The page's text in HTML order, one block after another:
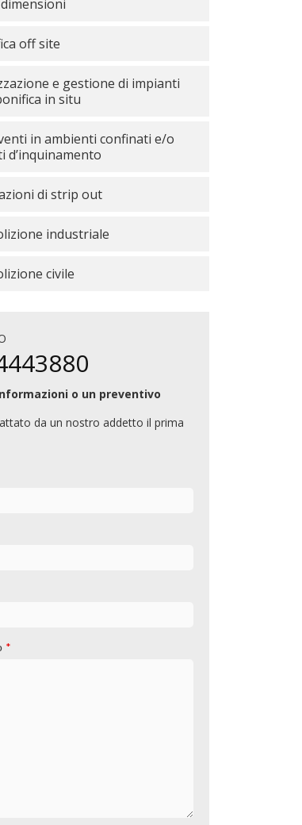
S.r.l. – Fondo
per la Valorizzazione
serbatoi presenti in sito,
bon...
off site
e gestione di impianti
in situ
in ambienti confinati e/o
d’inquinamento
di strip out
industriale
civile
o un preventivo
da un nostro addetto il prima
*